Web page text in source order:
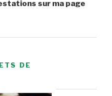
sur ma page
DE